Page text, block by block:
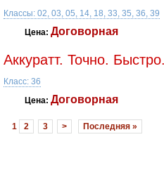
Классы: 02, 03, 05, 14, 18, 33, 35, 36, 39
Цена: Договорная
Аккуратт. Точно.
Класс: 36
Цена: Договорная
1 2 3 > Последняя »